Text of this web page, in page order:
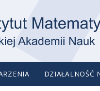
DZIAŁALNOŚĆ